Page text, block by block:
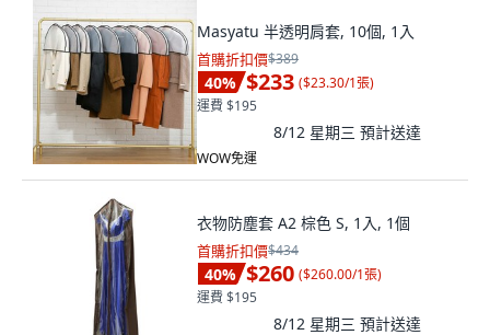
Masyatu 半透明肩套, 10個, 1入
首購折扣價$389
40% $233 ($23.30/1張)
運費 $195
8/12 星期三 預計送達
WOW免運
衣物防塵套 A2 棕色 S, 1入, 1個
首購折扣價$434
40% $260 ($260.00/1張)
運費 $195
8/12 星期三 預計送達